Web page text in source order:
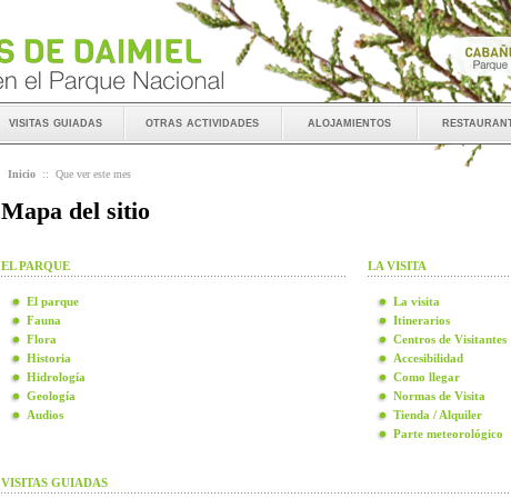
visitas guiadas otras actividades alojamientos
Inicio :: Que ver este mes
Mapa del sitio
EL PARQUE
El parque
Fauna
Flora
Historia
Hidrología
Geología
Audios
LA VISITA
La visita
Itinerarios
Centros de Visitantes
Accesibilidad
Como llegar
Normas de Visita
Tienda / Alquiler
Parte meteorológico
VISITAS GUIADAS